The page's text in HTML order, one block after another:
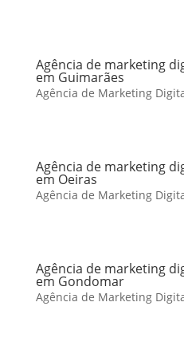
Agência de marketing
em Guimarães
Agência de Marketing
Agência de marketing
em Oeiras
Agência de Marketing
Agência de marketing
em Gondomar
Agência de Marketing